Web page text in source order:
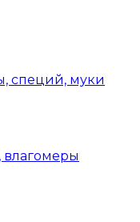
специй, муки
влагомеры